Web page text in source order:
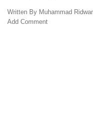
Written By Muhammad
Add Comment